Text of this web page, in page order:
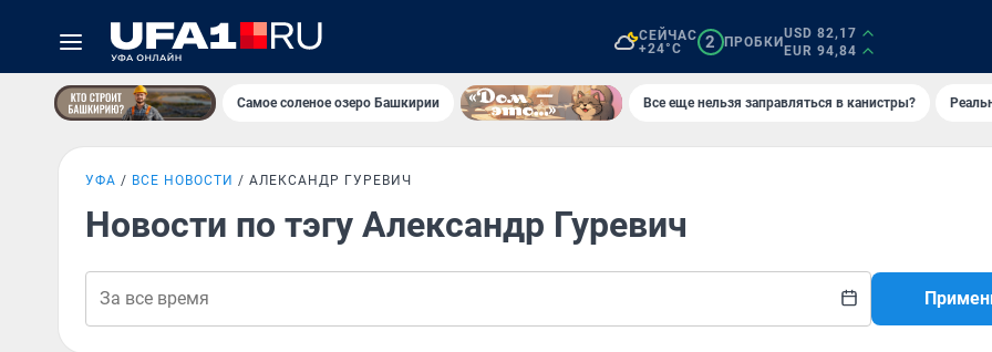
СЕЙЧАС
+24°C
2 ПРОБКИ
USD 82,17
EUR 94,84
Самое соленое озеро Башкирии Все еще нельзя заправляться в канистры?
УФА ВСЕ НОВОСТИ АЛЕКСАНДР ГУРЕВИЧ
Новости по тэгу Александр Гуревич